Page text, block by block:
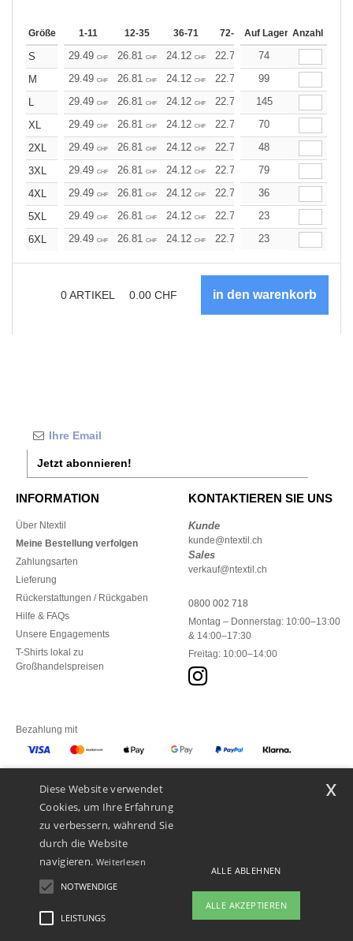
Größe 1-11 12-35 36-71 72-143 144-287 288 +
Auf Lager Anzahl
S 29.49 CHF 26.81 CHF 24.12 CHF 22.78 21.45
74
M
29.49 CHF 26.81 CHF 24.12 CHF 22.78 21.45
99
L
29.49 CHF 26.81 CHF 24.12 CHF 22.78 21.45
145
XL
29.49 CHF 26.81 CHF 24.12 CHF 22.78 21.45
70
2XL
29.49 CHF 26.81 CHF 24.12 CHF 22.78 21.45
48
3XL
29.49 CHF 26.81 CHF 24.12 CHF 22.78 21.45
79
4XL
29.49 CHF 26.81 CHF 24.12 CHF 22.78 21.45
36
5XL
29.49 CHF 26.81 CHF 24.12 CHF 22.78 21.45
23
6XL
29.49 CHF 26.81 CHF 24.12 CHF 22.78 21.45
23
0ARTIKEL 0.00 CHF
Jetzt abonnieren!
INFORMATION
Über Ntextil
Meine Bestellung verfolgen
Zahlungsarten
Lieferung
Rückerstattungen / Rückgaben
Hilfe & FAQs
Unsere Engagements
T-Shirts lokal zu
Großhandelspreisen
KONTAKTIEREN SIE UNS
Kunde
kunde@ntextil.ch
Sales
verkauf@ntextil.ch
0800 002 718
Montag – Donnerstag: 10:00–13:00
& 14:00–17:30
Freitag: 10:00–14:00
Bezahlung mit
Unsere Paketzusteller
Diese Website verwendet
Cookies, um Ihre Erfahrung
zu verbessern, während Sie
durch die Website
navigieren. Weiterlesen
NOTWENDIGE
LEISTUNGS
ALLE ABLEHNEN
ALLE AKZEPTIEREN
x